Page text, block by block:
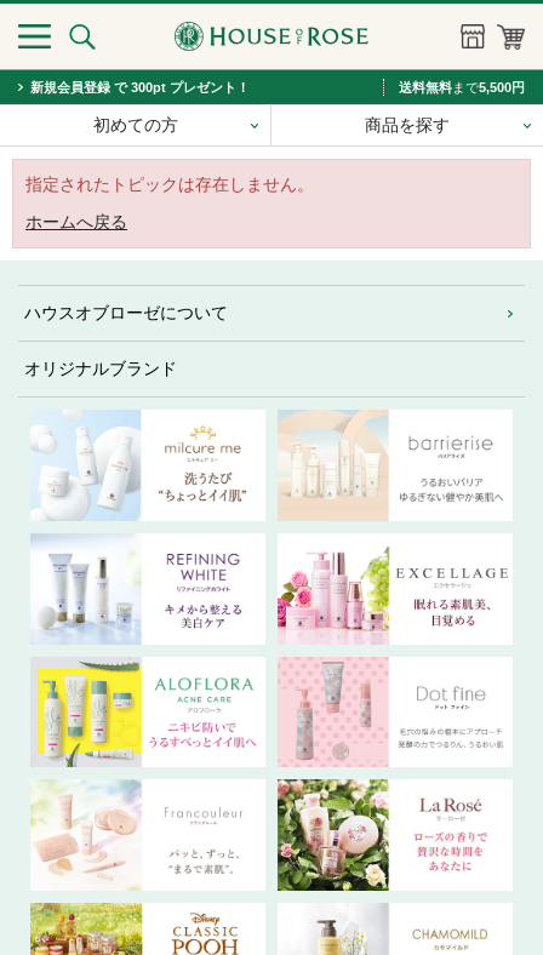
新規会員登録 で 300pt プレゼント！ 送料無料まで5,500円
初めての方 商品を探す
指定されたトピックは存在しません。
ホームへ戻る
ハウスオブローゼについて
オリジナルブランド